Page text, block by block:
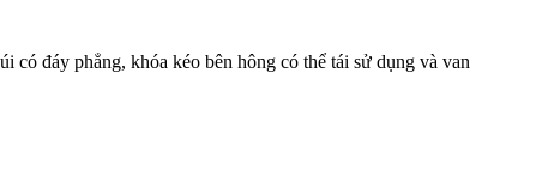
đáy phẳng, khóa kéo bên hông có thể tái sử dụng và van